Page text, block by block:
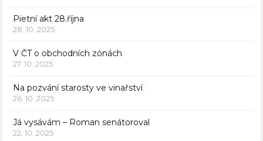
Pietní akt 28.října
28. 10. 2025
V ČT o obchodních zónách
27. 10. 2025
Na pozvání starosty ve vinařství
26. 10. 2025
Já vysávám – Roman senátoroval
22. 10. 2025